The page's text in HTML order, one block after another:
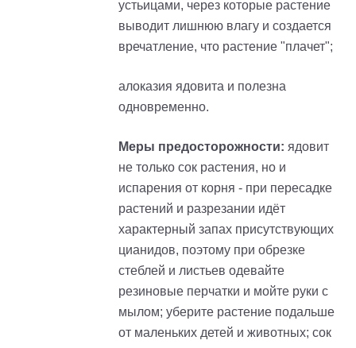
устьицами, через которые растение
выводит лишнюю влагу и создается
вречатление, что растение "плачет";
алоказия ядовита и полезна
одновременно.
Меры предосторожности: ядовит
не только сок растения, но и
испарения от корня - при пересадке
растений и разрезании идёт
характерный запах присутствующих
цианидов, поэтому при обрезке
стеблей и листьев одевайте
резиновые перчатки и мойте руки с
мылом; уберите растение подальше
от маленьких детей и животных; сок